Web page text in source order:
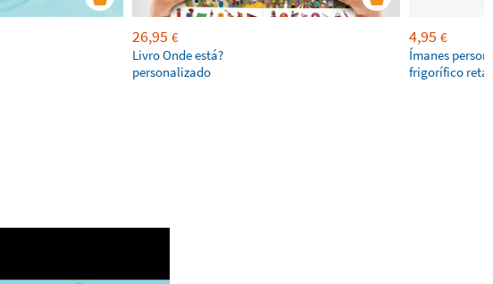
26,95 €
Livro Onde está?
personalizado
4,95 €
Ímanes
frigorífico